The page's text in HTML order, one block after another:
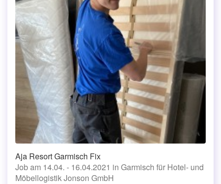
Aja Resort Garmisch Fix
Job am 14.04. - 16.04.2021 in Garmisch für Hotel- und
Möbellogistik Jonson GmbH